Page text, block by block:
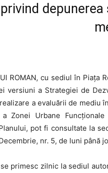
ROMAN, cu sediul în
versiuni a Strategiei de
a evaluării de mediu
a Zonei Urbane
pot fi consultate la
nr. 5, de luni
primesc zilnic la sediul